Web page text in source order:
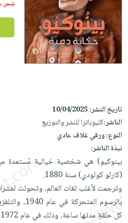
إختياراتنا
كتب
أكاديمية
صندوق
القراءة
iKitab
بلا
حدود
أسئلة
iKitab
على
Android
تحميل
iKitab
على
Apple
أسئلة
يتكرر
طرحها
تحميل
masmu3
تحميل
masmu3
على
Apple
المواضيع
الأكثر
مبيعاً
إختياراتنا
صندوق
القراءة
جوائز
تعليمية
الصحة
والعناية
الشخصية
أجهزة
العناية
الشخصية
العناية
وتصفيف
الشعر
العناية
بالجسم
المطبخ
والسفرة
جديد
الكل
أواني
الطهي
أدوات
متجر
الهدايا
أقسام
شحن
تاريخ النشر:10/04/2025
الناشر:كليوباترا للنشر والتوزيع
النوع:ورقي غلاف عادي
نبذة الناشر:
بينوكيو)‏ هي شخصية خيالية مُستمدة من
(كارلو كولودي) سنة 1880.
وترجمت لأغلب لغات العالم، وتحولت
بالرسوم
كل حلقةٍ مدتها ساعة، وذلك في عام 1972م.